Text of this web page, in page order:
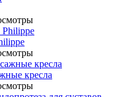
кресла